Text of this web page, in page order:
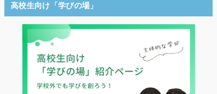
高校生向け「学びの場」